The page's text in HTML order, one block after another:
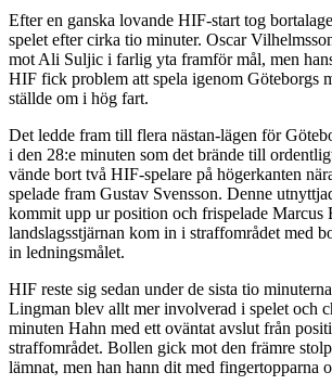
Efter en ganska lovande HIF-start tog
spelet efter cirka tio minuter. Oscar
mot Ali Suljic i farlig yta framför mål, men
HIF fick problem att spela igenom Göteborgs
ställde om i hög fart.
Det ledde fram till flera nästan-lägen för
i den 28:e minuten som det brände till
vände bort två HIF-spelare på högerkanten
spelade fram Gustav Svensson. Denne
kommit upp ur position och frispelade Marcus
landslagsstjärnan kom in i straffområdet med
in ledningsmålet.
HIF reste sig sedan under de sista tio
Lingman blev allt mer involverad i spelet och
minuten Hahn med ett oväntat avslut från
straffområdet. Bollen gick mot den främre
lämnat, men han hann dit med fingertopparna